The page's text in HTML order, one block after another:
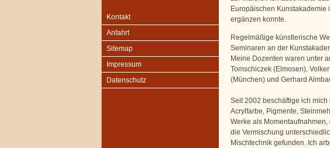
Kontakt
Anfahrt
Sitemap
Impressum
Datenschutz
Europäischen Kunstakademie
ergänzen konnte.
Regelmäßige künstlerische
Seminaren an der
Meine Dozenten waren unter
Tomschiczek (Elmosen),
(München) und Gerhard
Seit 2002 beschäftige ich
Acrylfarbe, Pigmente,
Werke als
die Vermischung
Mischtechnik gefunden. Ich